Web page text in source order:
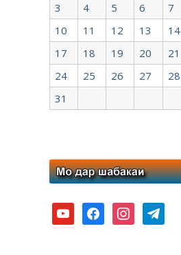
3
4 5 6 7
10
11 12 13 14
17
18 19 20 21
24
25 26 27 28
31
youtubefacebookinstagramtelegram